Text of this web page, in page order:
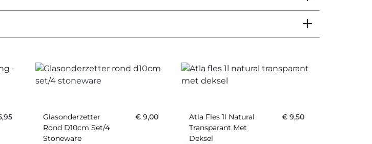
Glasonderzetter
Rond D10cm Set/4
Stoneware
€ 9,00
Atla Fles 1l Natural
Transparant Met
Deksel
€ 9,50